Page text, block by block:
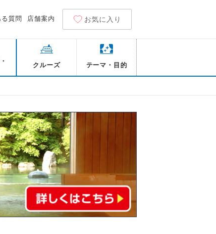
る質問 店舗案内 お気に入り
クルーズ テーマ・目的